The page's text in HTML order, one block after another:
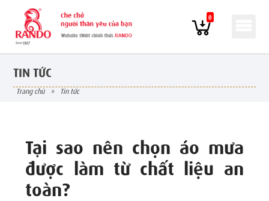
0
TIN TỨC
trang chủ » tin tức
Tại sao nên chọn áo mưa
được làm từ chất liệu an
toàn?